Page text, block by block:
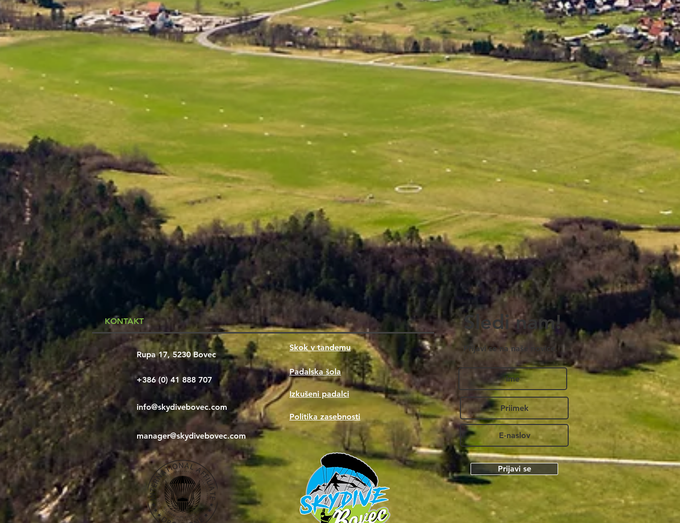
KONTAKT
Rupa 17, 5230 Bovec
+386 (0) 41 888 707
Skok v tandemu
Padalska šola
Izkušeni padalci
info@skydivebovec.com
manager@skydivebovec.com
Politika zasebnosti
Prijavi se na naše novice.
Prijavi se
Sledi nam!